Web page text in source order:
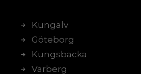
Kungälv
Göteborg
Kungsbacka
Varberg